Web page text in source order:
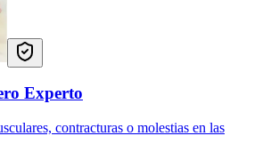
Experto
contracturas o molestias en las